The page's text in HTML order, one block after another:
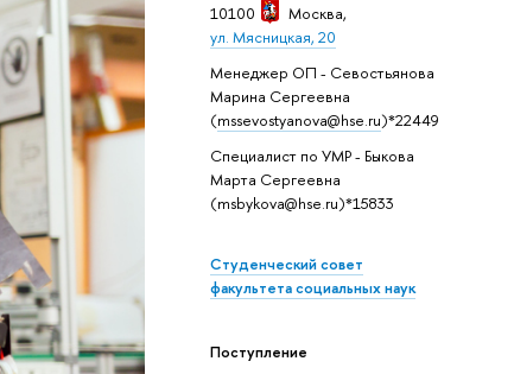
10100 Москва,
ул. Мясницкая, 20
Менеджер ОП - Севостьянова
Марина Сергеевна
(mssevostyanova@hse.ru)*22449
Специалист по УМР - Быкова
Марта Сергеевна
(msbykova@hse.ru)*15833
Студенческий совет
факультета социальных наук
Поступление